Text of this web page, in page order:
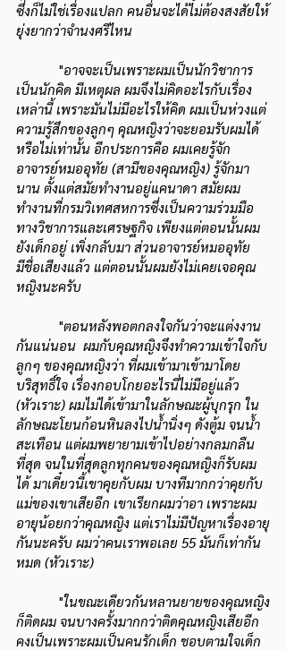
ซึ่งก็ไม่ใช่เรื่องแปลก คนอื่นจะได้ไม่ต้องสงสัยให้
ยุ่งยากว่าจำนงศรีไหน
            "
อาจจะเป็นเพราะผมเป็นนักวิชาการ
เป็นนักคิด มีเหตุผล ผมจึงไม่คิดอะไรกับเรื่อง
เหล่านี้ เพราะมันไม่มีอะไรให้คิด ผมเป็นห่วงแต่
ความรู้สึกของลูกๆ คุณหญิงว่าจะยอมรับผมได้
หรือไม่เท่านั้น อีกประการคือ ผมเคยรู้จัก
อาจารย์หมออุทัย (สามีของคุณหญิง) รู้จักมา
นาน ตั้งแต่สมัยทำงานอยู่แคนาดา สมัยผม
ทำงานที่กรมวิเทศสหการซึ่งเป็นความร่วมมือ
ทางวิชาการและเศรษฐกิจ เพียงแต่ตอนนั้นผม
ยังเด็กอยู่ เพิ่งกลับมา ส่วนอาจารย์หมออุทัย
มีชื่อเสียงแล้ว แต่ตอนนั้นผมยังไม่เคยเจอคุณ
หญิงนะครับ
            "
ตอนหลังพอตกลงใจกันว่าจะแต่งงาน
กันแน่นอน  ผมกับคุณหญิงจึงทำความเข้าใจกับ
ลูกๆ ของคุณหญิงว่า ที่ผมเข้ามาเข้ามาโดย
บริสุทธิ์ใจ เรื่องกอบโกยอะไรนี่ไม่มีอยู่แล้ว
(หัวเราะ) ผมไม่ได้เข้ามาในลักษณะผู้บุกรุก ใน
ลักษณะโยนก้อนหินลงไปน้ำนิ่งๆ ดังตู้ม จนน้ำ
สะเทือน แต่ผมพยายามเข้าไปอย่างกลมกลืน
ที่สุด จนในที่สุดลูกทุกคนของคุณหญิงก็รับผม
ได้ มาเดี๋ยวนี้เขาคุยกับผม บางทีมากกว่าคุยกับ
แม่ของเขาเสียอีก เขาเรียกผมว่าอา เพราะผม
อายุน้อยกว่าคุณหญิง แต่เราไม่มีปัญหาเรื่องอายุ
กันนะครับ ผมว่าคนเราพอเลย 55 มันก็เท่ากัน
หมด (หัวเราะ)
            "
ในขณะเดียวกันหลานยายของคุณหญิง
ก็ติดผม จนบางครั้งมากกว่าติดคุณหญิงเสียอีก
คงเป็นเพราะผมเป็นคนรักเด็ก ชอบตามใจเด็ก